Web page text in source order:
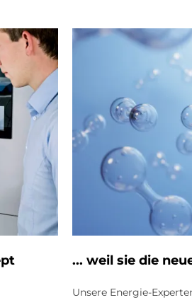
... weil sie die
Unsere Energie-